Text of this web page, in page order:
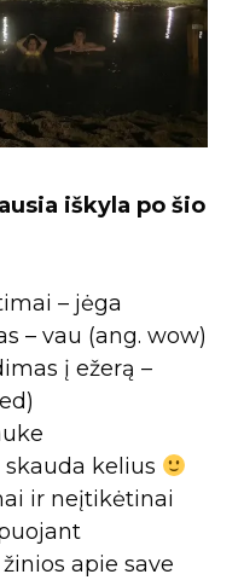
iškyla po šio
– jėga
– vau (ang. wow)
į ežerą –
kelius
ir neįtikėtinai
apie save